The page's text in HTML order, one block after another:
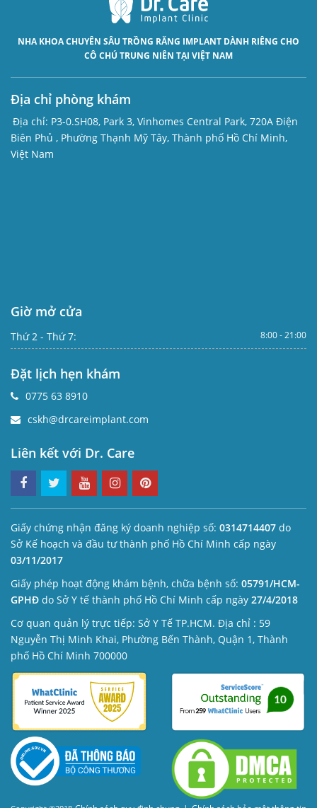
NHA KHOA CHUYÊN SÂU TRỒNG RĂNG IMPLANT DÀNH RIÊNG CHO
CÔ CHÚ TRUNG NIÊN TẠI VIỆT NAM
Địa chỉ phòng khám
Địa chỉ: P3-0.SH08, Park 3, Vinhomes Central Park, 720A Điện
Biên Phủ , Phường Thạnh Mỹ Tây, Thành phố Hồ Chí Minh,
Việt Nam
Giờ mở cửa
Thứ 2 - Thứ 7: 8:00 - 21:00
Đặt lịch hẹn khám
0775 63 8910
cskh@drcareimplant.com
Liên kết với Dr. Care
Giấy chứng nhận đăng ký doanh nghiệp số: 0314714407 do
Sở Kế hoạch và đầu tư thành phố Hồ Chí Minh cấp ngày
03/11/2017
Giấy phép hoạt động khám bệnh, chữa bệnh số: 05791/HCM-
GPHĐ do Sở Y tế thành phố Hồ Chí Minh cấp ngày 27/4/2018
Cơ quan quản lý trực tiếp: Sở Y Tế TP.HCM. Địa chỉ : 59
Nguyễn Thị Minh Khai, Phường Bến Thành, Quận 1, Thành
phố Hồ Chí Minh 700000